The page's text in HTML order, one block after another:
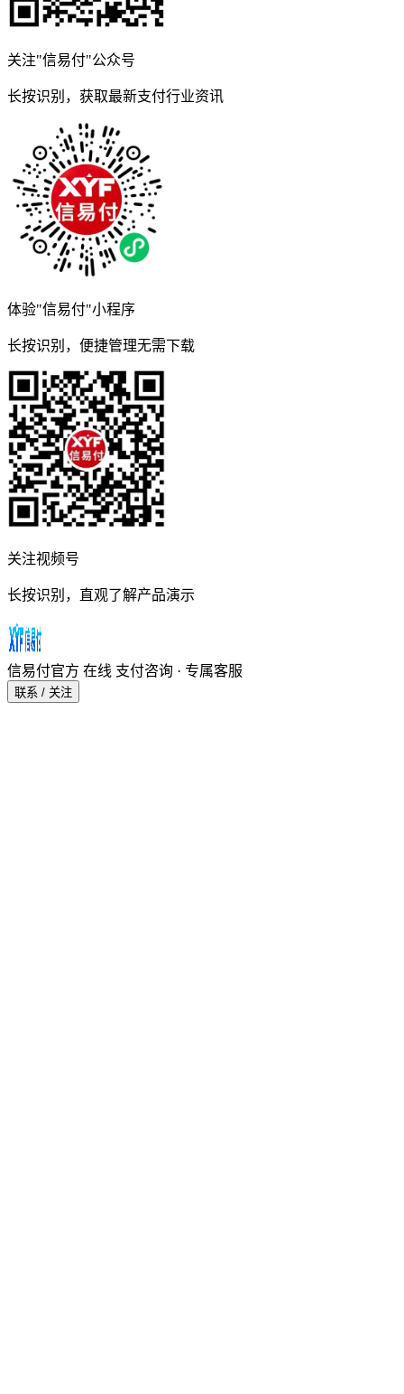
关注"信易付"公众号
长按识别，获取最新支付行业资讯
体验"信易付"小程序
长按识别，便捷管理无需下载
关注视频号
长按识别，直观了解产品演示
信易付官方 在线 支付咨询 · 专属客服
联系 / 关注